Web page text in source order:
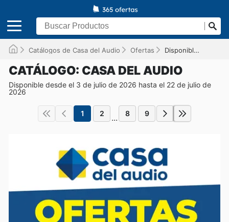
Catálogos de Casa del Audio Ofertas Disponible hasta el 22/07/2026
CATÁLOGO: CASA DEL AUDIO
Disponible desde el 3 de julio de 2026 hasta el 22 de julio de
2026
1 2 ... 8 9